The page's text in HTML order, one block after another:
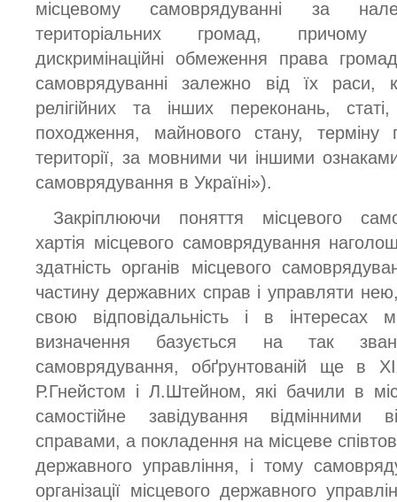
місцевому самоврядуванні за
територіальних громад, причому
дискримінаційні обмеження права
самоврядуванні залежно від їх раси,
релігійних та інших переконань,
походження, майнового стану, терміну
території, за мовними чи іншими
самоврядування в Україні»).
Закріплюючи поняття місцевого
хартія місцевого самоврядування
здатність органів місцевого
частину державних справ і управляти
свою відповідальність і в інтересах
визначення базується на так
самоврядування, обґрунтованій ще в
Р.Гнейстом і Л.Штейном, які бачили в
самостійне завідування відмінними
справами, а покладення на місцеве
державного управління, і тому
організації місцевого державного